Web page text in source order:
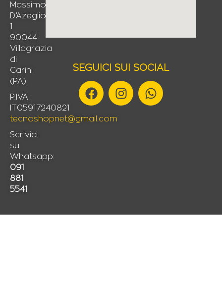
Massimo
D’Azeglio,
1
90044
Villagrazia
di
Carini
(PA)
P.IVA:
IT05917240821
tecnoshopnet@gmail.com
Scrivici
su
Whatsapp:
091
881
5541
SEGUICI SUI SOCIAL
F
a
e
I
n
W
h